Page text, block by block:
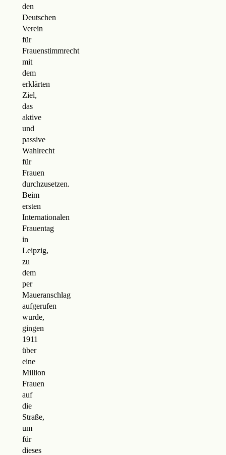
den
Deutschen
Verein
für
Frauenstimmrecht
mit
dem
erklärten
Ziel,
das
aktive
und
passive
Wahlrecht
für
Frauen
durchzusetzen.
Beim
ersten
Internationalen
Frauentag
in
Leipzig,
zu
dem
per
Maueranschlag
aufgerufen
wurde,
gingen
1911
über
eine
Million
Frauen
auf
die
Straße,
um
für
dieses